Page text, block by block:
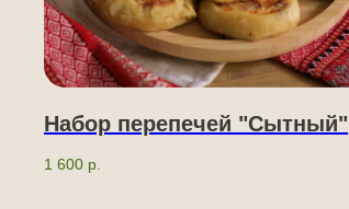
Набор перепечей "Сытный"
1 600 р.